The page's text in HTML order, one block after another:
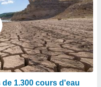
1.300 cours d'eau